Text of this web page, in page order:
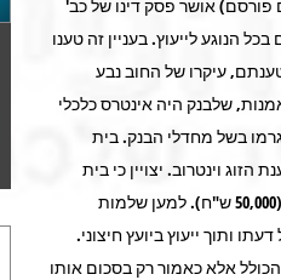
טרם פורסם) אושר פסק דינו של כב'
הנוגע לייעוץ. בעניין זה טענו
עיקרו של החוב נבע
שלבנק היה אינטרס כלכלי
בשל מחדלי הבנק. בית
וינטרוב. יצויין כי בית
המשפט קבע כי על הבנק לשאת בנזקים בסכום אותו הציע לזוג וינטרוב (50,000 ש"ח). למען שלמות
הגדיל את ההשקעה לסכום של 500,000 ש"ח על דעתו ותוך ייעוץ ביועץ חיצוני.
אלא כאמור רק בסכום אותו